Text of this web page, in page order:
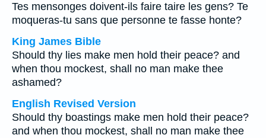
Tes mensonges doivent-ils faire taire les gens? Te
moqueras-tu sans que personne te fasse honte?
King James Bible
Should thy lies make men hold their peace? and
when thou mockest, shall no man make thee
ashamed?
English Revised Version
Should thy boastings make men hold their peace?
and when thou mockest, shall no man make thee